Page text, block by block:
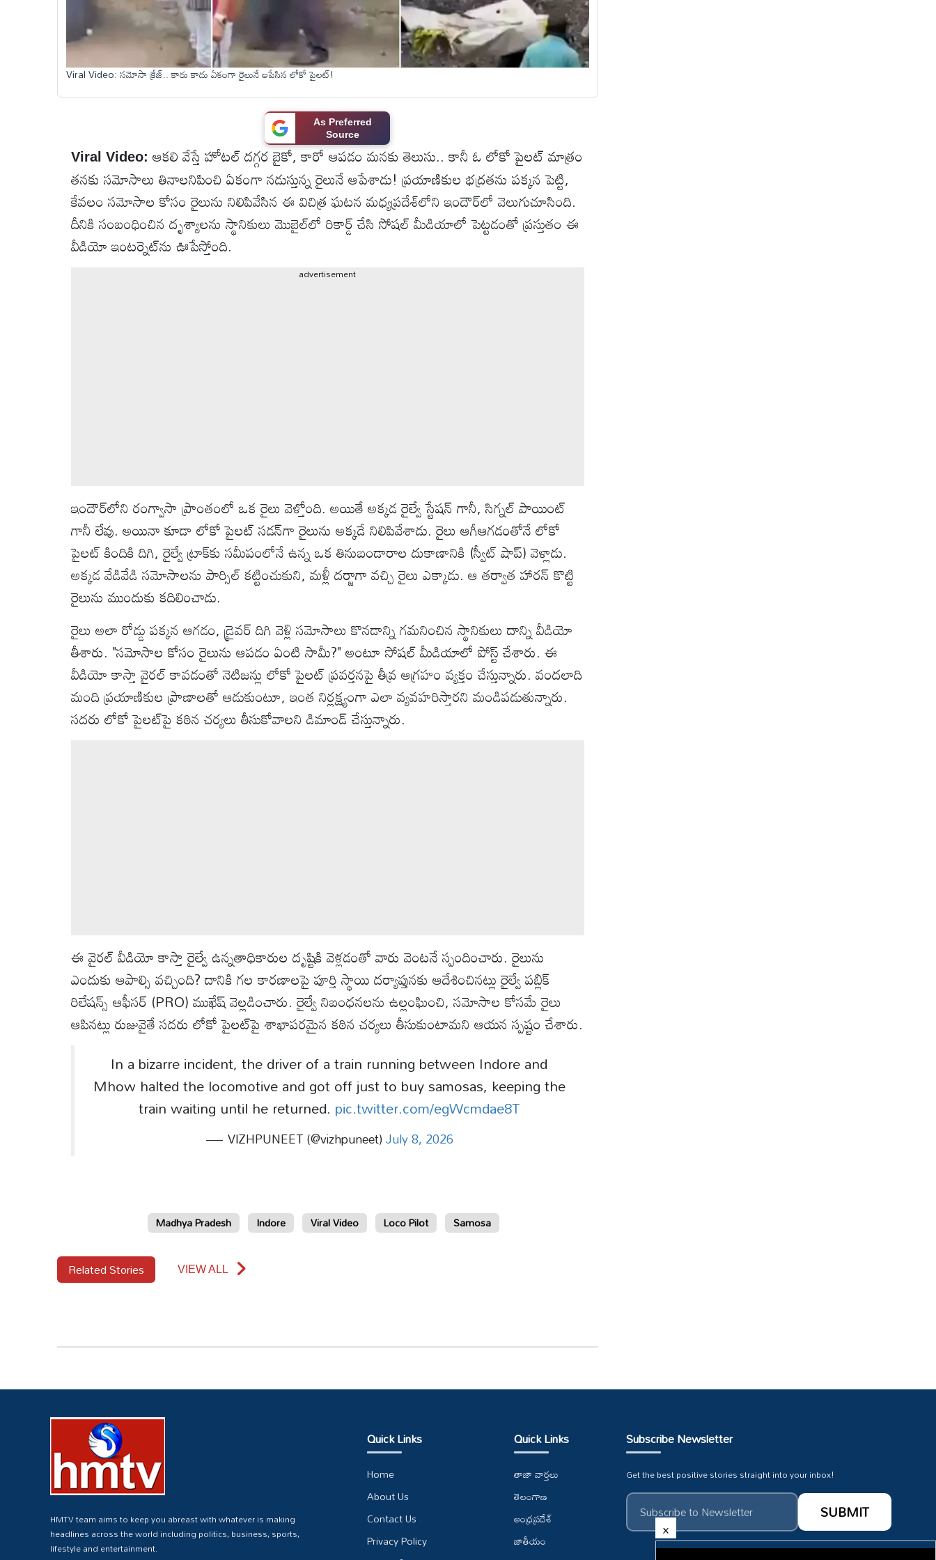
వ్యవసాయం
Viral Video: సమోసా క్రేజ్.. కారు కాదు ఏకంగా రైలునే ఆపేసిన లోకో పైలట్!
As Preferred
Source
Viral Video: ఆకలి వేస్తే హోటల్ దగ్గర బైకో, కారో ఆపడం మనకు తెలుసు.. కానీ ఓ లోకో పైలట్ మాత్రం
తనకు సమోసాలు తినాలనిపించి ఏకంగా నడుస్తున్న రైలునే ఆపేశాడు! ప్రయాణికుల భద్రతను పక్కన పెట్టి,
కేవలం సమోసాల కోసం రైలును నిలిపివేసిన ఈ విచిత్ర ఘటన మధ్యప్రదేశ్‌లోని ఇందౌర్‌లో వెలుగుచూసింది.
దీనికి సంబంధించిన దృశ్యాలను స్థానికులు మొబైల్‌లో రికార్డ్ చేసి సోషల్ మీడియాలో పెట్టడంతో ప్రస్తుతం ఈ
వీడియో ఇంటర్నెట్‌ను ఊపేస్తోంది.
advertisement
ఇందౌర్‌లోని రంగ్వాసా ప్రాంతంలో ఒక రైలు వెళ్తోంది. అయితే అక్కడ రైల్వే స్టేషన్ గానీ, సిగ్నల్ పాయింట్
గానీ లేవు. అయినా కూడా లోకో పైలట్ సడన్‌గా రైలును అక్కడే నిలిపివేశాడు. రైలు ఆగీఆగడంతోనే లోకో
పైలట్ కిందికి దిగి, రైల్వే ట్రాక్‌కు సమీపంలోనే ఉన్న ఒక తినుబండారాల దుకాణానికి (స్వీట్ షాప్) వెళ్లాడు.
అక్కడ వేడివేడి సమోసాలను పార్సిల్ కట్టించుకుని, మళ్లీ దర్జాగా వచ్చి రైలు ఎక్కాడు. ఆ తర్వాత హారన్ కొట్టి
రైలును ముందుకు కదిలించాడు.
రైలు అలా రోడ్డు పక్కన ఆగడం, డ్రైవర్ దిగి వెళ్లి సమోసాలు కొనడాన్ని గమనించిన స్థానికులు దాన్ని వీడియో
తీశారు. "సమోసాల కోసం రైలును ఆపడం ఏంటి సామీ?" అంటూ సోషల్ మీడియాలో పోస్ట్ చేశారు. ఈ
వీడియో కాస్తా వైరల్ కావడంతో నెటిజన్లు లోకో పైలట్ ప్రవర్తనపై తీవ్ర ఆగ్రహం వ్యక్తం చేస్తున్నారు. వందలాది
మంది ప్రయాణికుల ప్రాణాలతో ఆడుకుంటూ, ఇంత నిర్లక్ష్యంగా ఎలా వ్యవహరిస్తారని మండిపడుతున్నారు.
సదరు లోకో పైలట్‌పై కఠిన చర్యలు తీసుకోవాలని డిమాండ్ చేస్తున్నారు.
ఈ వైరల్ వీడియో కాస్తా రైల్వే ఉన్నతాధికారుల దృష్టికి వెళ్లడంతో వారు వెంటనే స్పందించారు. రైలును
ఎందుకు ఆపాల్సి వచ్చింది? దానికి గల కారణాలపై పూర్తి స్థాయి దర్యాప్తునకు ఆదేశించినట్లు రైల్వే పబ్లిక్
రిలేషన్స్ ఆఫీసర్ (PRO) ముఖేష్ వెల్లడించారు. రైల్వే నిబంధనలను ఉల్లంఘించి, సమోసాల కోసమే రైలు
ఆపినట్లు రుజువైతే సదరు లోకో పైలట్‌పై శాఖాపరమైన కఠిన చర్యలు తీసుకుంటామని ఆయన స్పష్టం చేశారు.
In a bizarre incident, the driver of a train running between Indore and
Mhow halted the locomotive and got off just to buy samosas, keeping the
train waiting until he returned. pic.twitter.com/egWcmdae8T
— VIZHPUNEET (@vizhpuneet)July 8, 2026
Madhya Pradesh Indore Viral Video Loco Pilot Samosa
Related Stories VIEW ALL
HMTV team aims to keep you abreast with whatever is making
headlines across the world including politics, business, sports,
lifestyle and entertainment.
Quick Links
Home
About Us
Contact Us
Privacy Policy
Quick Links
తాజా వార్తలు
తెలంగాణ
ఆంధ్రప్రదేశ్
జాతీయం
Subscribe Newsletter
Get the best positive stories straight into your inbox!
×